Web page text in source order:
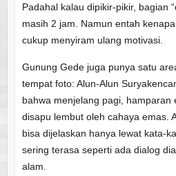
Padahal kalau dipikir-pikir, bagian
masih 2 jam. Namun entah
cukup menyiram ulang motivasi.
Gunung Gede juga punya satu
tempat foto: Alun-Alun
bahwa menjelang pagi, hamparan
disapu lembut oleh cahaya emas.
bisa dijelaskan hanya lewat kata-
sering terasa seperti ada dialog
alam.